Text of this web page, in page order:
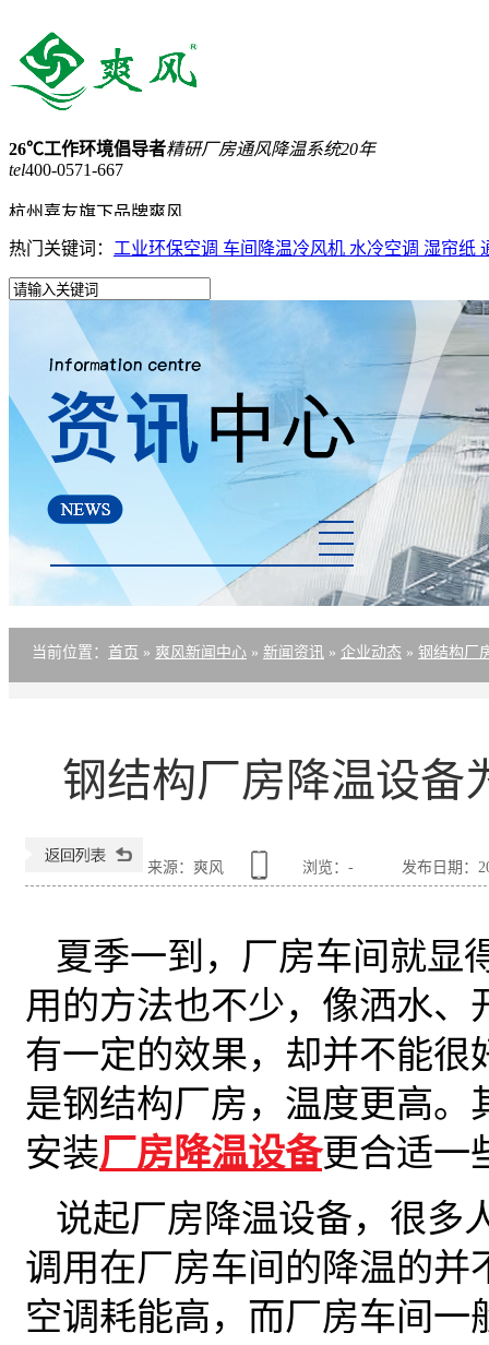
26℃工作环境倡导者精研厂房通风降温系统20年
tel400-0571-667
杭州嘉友旗下品牌爽风
15168257898
网站收藏
首页
蒸发式冷气机
工业大吊扇
负压风机
工业省电空调
产品中心
厂房降温方案
资讯中心
关于爽风
联系爽风
热门关键词： 工业环保空调 车间降温冷风机 水冷空调 湿帘纸
当前位置 ： 首页 » 爽风新闻中心 » 新闻资讯 » 企业动态 » 钢结构厂
钢结构厂房降温设备
来源：爽风 浏览： - 发布日期：
夏季一到，厂房车间就显
用的方法也不少，像洒水
有一定的效果，却并不能
是钢结构厂房，温度更高
安装厂房降温设备更合适一
说起厂房降温设备，很多
调用在厂房车间的降温的并
空调耗能高，而厂房车间